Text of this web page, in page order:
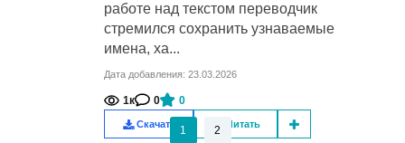
работе над текстом переводчик
стремился сохранить узнаваемые
имена, ха...
Дата добавления: 23.03.2026
1к 0 0
Скачать Читать
1 2